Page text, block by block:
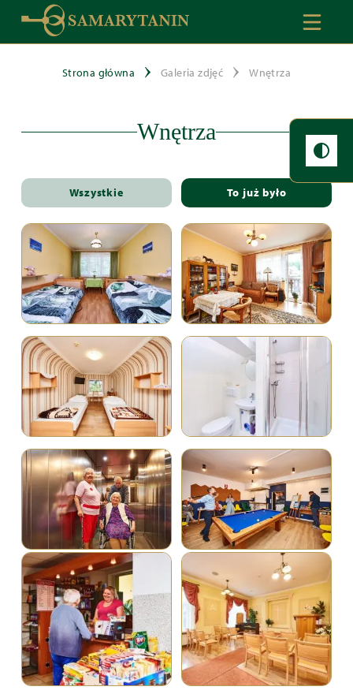
Strona główna Galeria zdjęć Wnętrza
Wnętrza
Wszystkie To już było